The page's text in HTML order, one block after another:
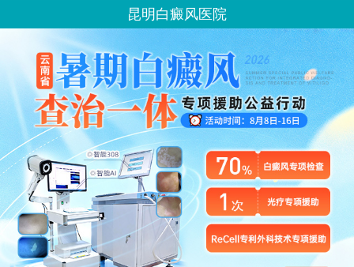
昆明白癜风医院
您好,这里是在线预约挂号平台！
请问你是有白斑、白癜风问题吗？